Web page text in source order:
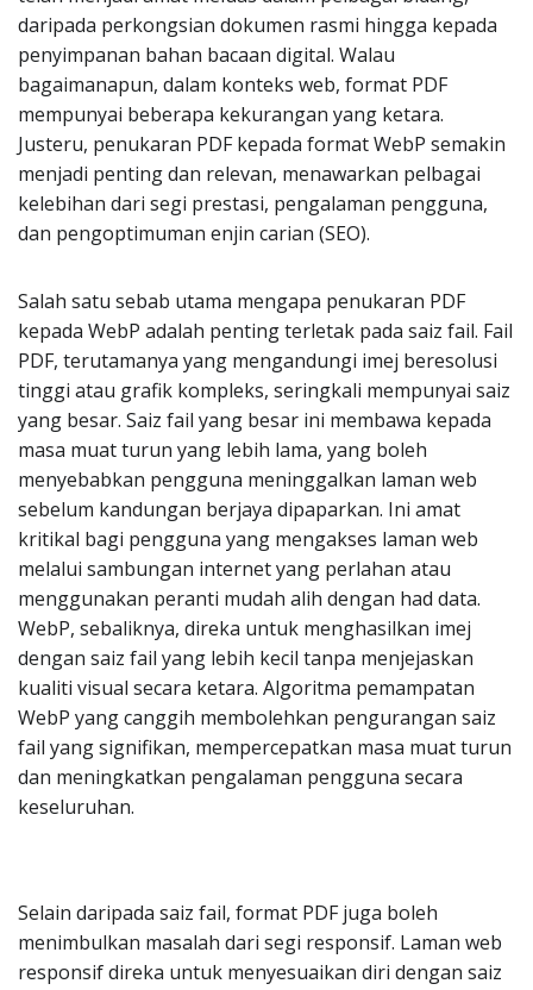
daripada perkongsian dokumen rasmi hingga kepada
penyimpanan bahan bacaan digital. Walau
bagaimanapun, dalam konteks web, format PDF
mempunyai beberapa kekurangan yang ketara.
Justeru, penukaran PDF kepada format WebP semakin
menjadi penting dan relevan, menawarkan pelbagai
kelebihan dari segi prestasi, pengalaman pengguna,
dan pengoptimuman enjin carian (SEO).
Salah satu sebab utama mengapa penukaran PDF
kepada WebP adalah penting terletak pada saiz fail. Fail
PDF, terutamanya yang mengandungi imej beresolusi
tinggi atau grafik kompleks, seringkali mempunyai saiz
yang besar. Saiz fail yang besar ini membawa kepada
masa muat turun yang lebih lama, yang boleh
menyebabkan pengguna meninggalkan laman web
sebelum kandungan berjaya dipaparkan. Ini amat
kritikal bagi pengguna yang mengakses laman web
melalui sambungan internet yang perlahan atau
menggunakan peranti mudah alih dengan had data.
WebP, sebaliknya, direka untuk menghasilkan imej
dengan saiz fail yang lebih kecil tanpa menjejaskan
kualiti visual secara ketara. Algoritma pemampatan
WebP yang canggih membolehkan pengurangan saiz
fail yang signifikan, mempercepatkan masa muat turun
dan meningkatkan pengalaman pengguna secara
keseluruhan.
Selain daripada saiz fail, format PDF juga boleh
menimbulkan masalah dari segi responsif. Laman web
responsif direka untuk menyesuaikan diri dengan saiz